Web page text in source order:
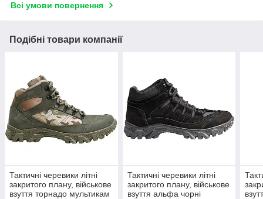
Всі умови повернення
Подібні товари компанії
Тактичні черевики літні
закритого плану, військове
взуття торнадо мультикам
Тактичні черевики літні
закритого плану, військове
взуття альфа чорні